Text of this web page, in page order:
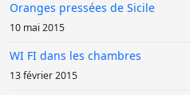
Oranges pressées de Sicile
10 mai 2015
WI FI dans les chambres
13 février 2015